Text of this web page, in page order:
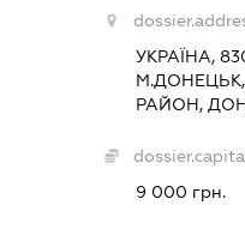
УКРАЇНА,
РАЙОН,
9 000 грн.